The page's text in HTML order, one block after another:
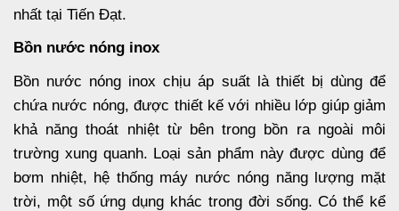
nhất tại Tiến Đạt.
Bồn nước nóng inox
Bồn nước nóng inox chịu áp suất là thiết bị dùng để
chứa nước nóng, được thiết kế với nhiều lớp giúp giảm
khả năng thoát nhiệt từ bên trong bồn ra ngoài môi
trường xung quanh. Loại sản phẩm này được dùng để
bơm nhiệt, hệ thống máy nước nóng năng lượng mặt
trời, một số ứng dụng khác trong đời sống. Có thể kể